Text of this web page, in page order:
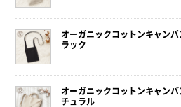
オーガニックコットンキャン
ラック
オーガニックコットンキャン
チュラル